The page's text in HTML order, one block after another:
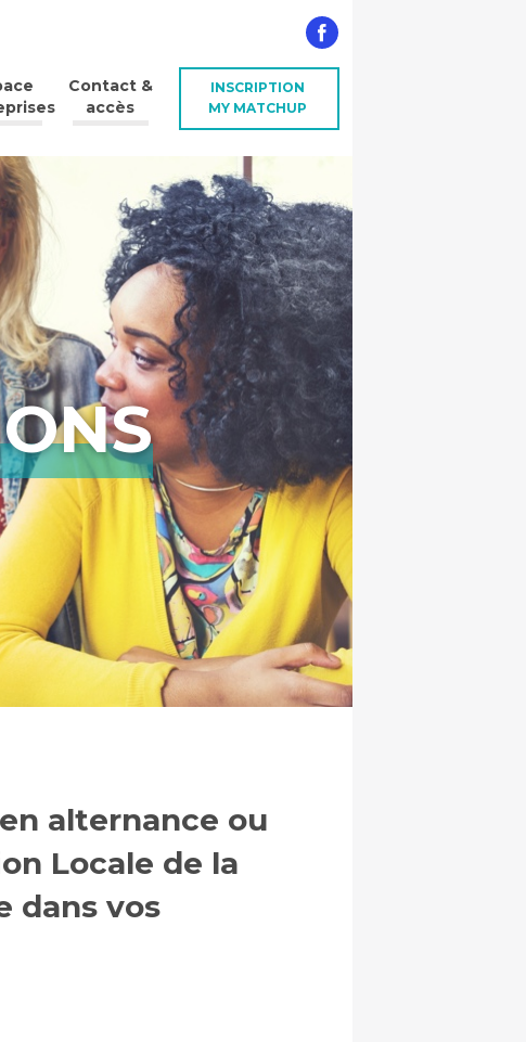
Contact &
accès
INSCRIPTION
MY MATCHUP
alternance ou
Locale de la
dans vos